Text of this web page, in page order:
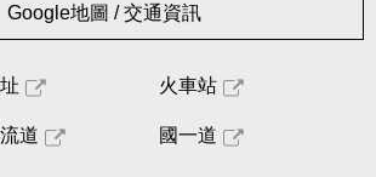
Google地圖 / 交通資訊
火車站
道 國一道